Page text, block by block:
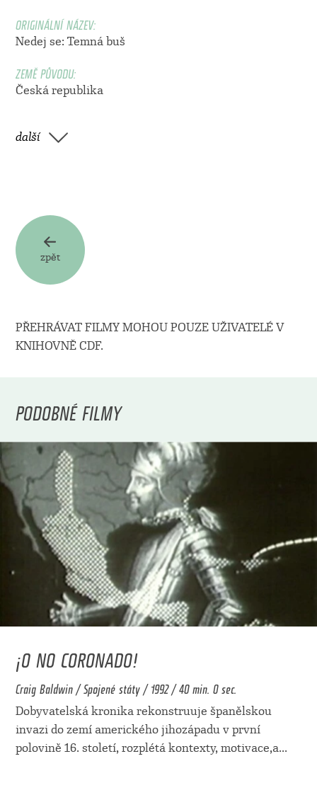
ORIGINÁLNÍ NÁZEV:
Nedej se: Temná buš
ZEMĚ PŮVODU:
Česká republika
další
zpět
PŘEHRÁVAT FILMY MOHOU POUZE UŽIVATELÉ V
KNIHOVNĚ CDF.
PODOBNÉ FILMY
¡O NO CORONADO!
Craig Baldwin / Spojené státy / 1992 / 40 min. 0 sec.
Dobyvatelská kronika rekonstruuje španělskou
invazi do zemí amerického jihozápadu v první
polovině 16. století, rozplétá kontexty, motivace,a...